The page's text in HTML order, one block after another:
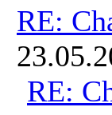
RE:
RE: